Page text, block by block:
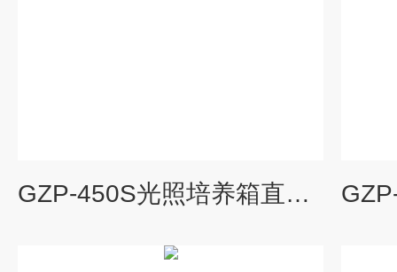
GZP-450S光照培养箱直销,程控光照培养箱